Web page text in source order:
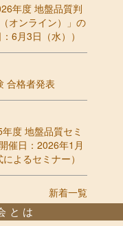
年度 地盤品質判
オンライン）」の
6月3日（水））
合格者発表
度 地盤品質セミ
催日：2026年1月
よるセミナー）
新着一覧
とは